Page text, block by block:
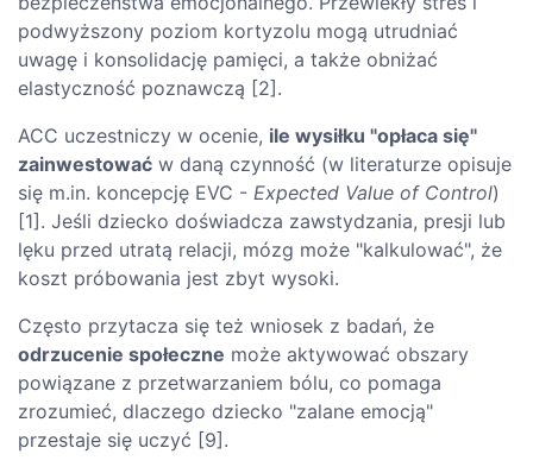
podwyższony poziom kortyzolu mogą utrudniać
uwagę i konsolidację pamięci, a także obniżać
elastyczność poznawczą [2].
ACC uczestniczy w ocenie, ile wysiłku "opłaca się"
zainwestować w daną czynność (w literaturze opisuje
się m.in. koncepcję EVC - Expected Value of Control)
[1]. Jeśli dziecko doświadcza zawstydzania, presji lub
lęku przed utratą relacji, mózg może "kalkulować", że
koszt próbowania jest zbyt wysoki.
Często przytacza się też wniosek z badań, że
odrzucenie społeczne może aktywować obszary
powiązane z przetwarzaniem bólu, co pomaga
zrozumieć, dlaczego dziecko "zalane emocją"
przestaje się uczyć [9].